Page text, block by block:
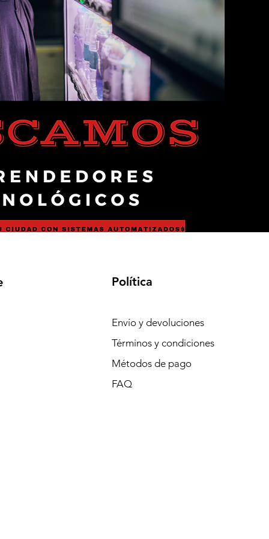
Política
Envío y devoluciones
Términos y condiciones
Métodos de pago
FAQ